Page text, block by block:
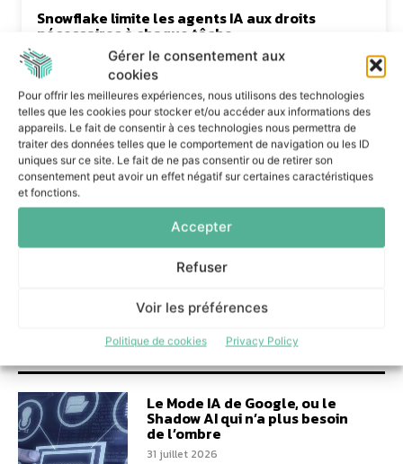
Gérer le consentement aux
cookies
Pour offrir les meilleures expériences, nous utilisons des technologies
telles que les cookies pour stocker et/ou accéder aux informations des
appareils. Le fait de consentir à ces technologies nous permettra de
traiter des données telles que le comportement de navigation ou les ID
uniques sur ce site. Le fait de ne pas consentir ou de retirer son
consentement peut avoir un effet négatif sur certaines caractéristiques
et fonctions.
Accepter
Refuser
Voir les préférences
Politique de cookies Privacy Policy
Snowflake limite les agents IA aux droits
nécessaires à chaque tâche
6 août 2026
Les entreprises veulent reprendre la maîtrise
de leur IA ITS Group les accompagne
pragmatiquement
3 août 2026
Le Mode IA de Google, ou le Shadow AI qui n’a
plus besoin de l’ombre
31 juillet 2026
Dans la même catégorie
Le Mode IA de Google, ou le
Shadow AI qui n’a plus besoin
de l’ombre
31 juillet 2026